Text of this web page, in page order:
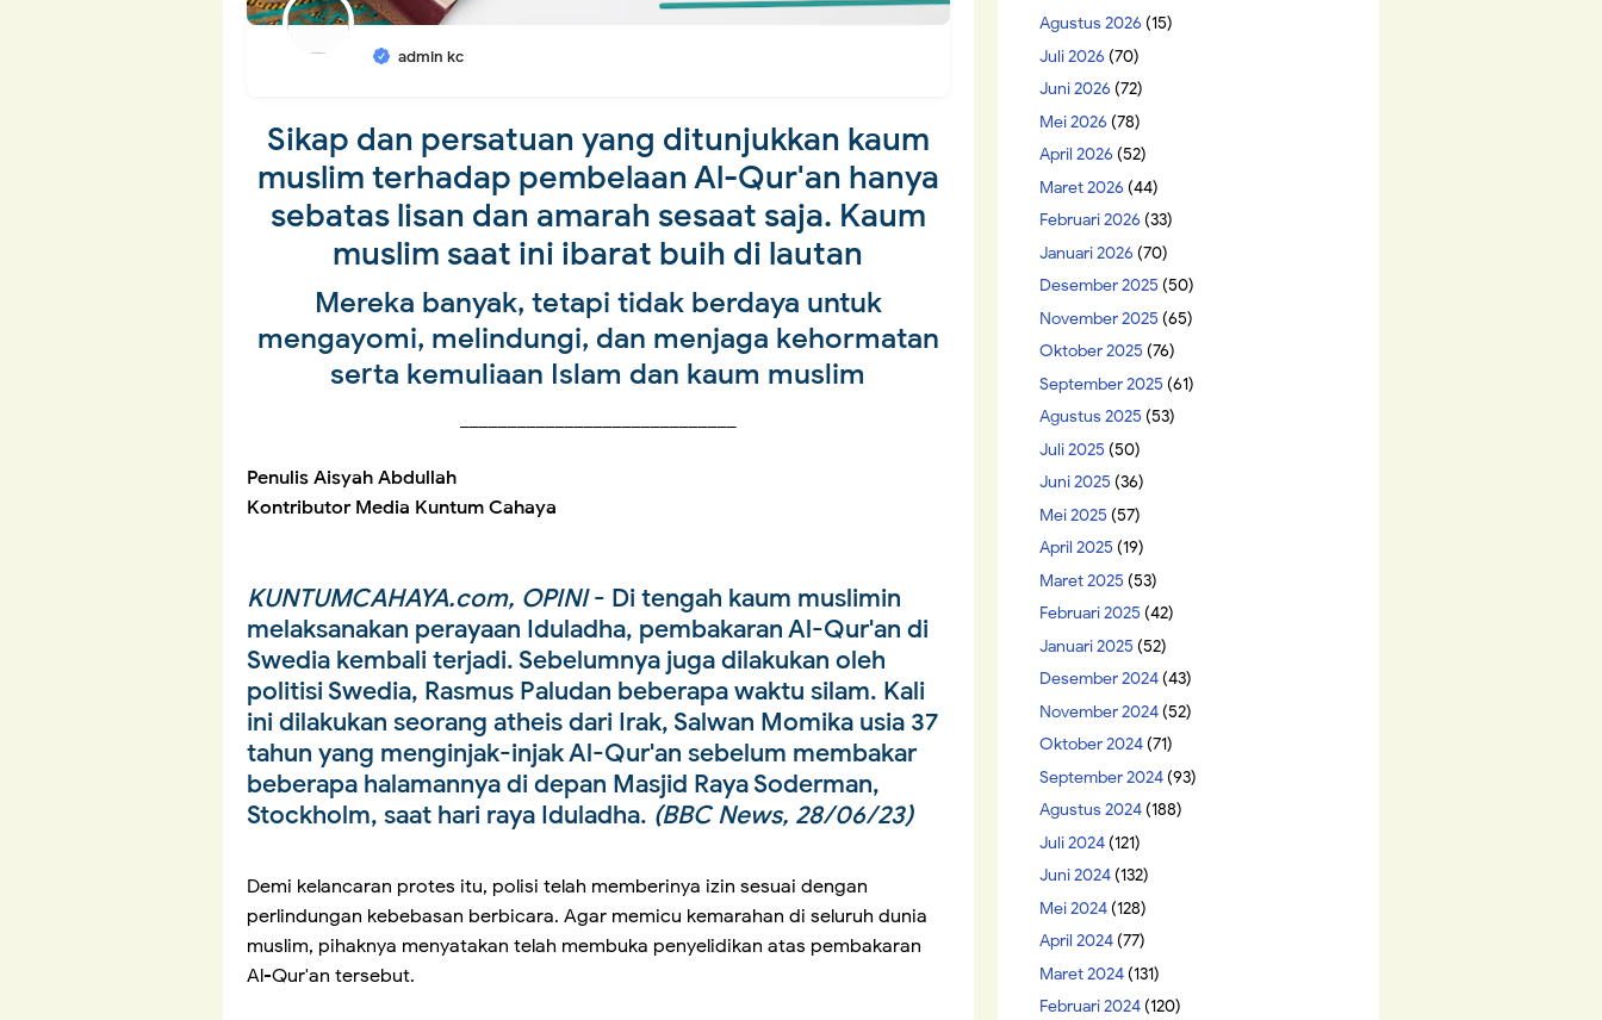
admin kc
Sikap dan persatuan yang ditunjukkan kaum
muslim terhadap pembelaan Al-Qur'an hanya
sebatas lisan dan amarah sesaat saja. Kaum
muslim saat ini ibarat buih di lautan
Mereka banyak, tetapi tidak berdaya untuk
mengayomi, melindungi, dan menjaga kehormatan
serta kemuliaan Islam dan kaum muslim
Penulis Aisyah Abdullah
Kontributor Media Kuntum Cahaya
KUNTUMCAHAYA.com, OPINI- Di tengah kaum muslimin
melaksanakan perayaan Iduladha, pembakaran Al-Qur'an di
Swedia kembali terjadi. Sebelumnya juga dilakukan oleh
politisi Swedia, Rasmus Paludan beberapa waktu silam. Kali
ini dilakukan seorang atheis dari Irak, Salwan Momika usia 37
tahun yang menginjak-injak Al-Qur'an sebelum membakar
beberapa halamannya di depan Masjid Raya Soderman,
Stockholm, saat hari raya Iduladha. (BBC News, 28/06/23)
Demi kelancaran protes itu, polisi telah memberinya izin sesuai dengan
perlindungan kebebasan berbicara. Agar memicu kemarahan di seluruh dunia
muslim, pihaknya menyatakan telah membuka penyelidikan atas pembakaran
Al-Qur'an tersebut.
Agustus 2026 (15)
Juli 2026 (70)
Juni 2026 (72)
Mei 2026 (78)
April 2026 (52)
Maret 2026 (44)
Februari 2026 (33)
Januari 2026 (70)
Desember 2025 (50)
November 2025 (65)
Oktober 2025 (76)
September 2025 (61)
Agustus 2025 (53)
Juli 2025 (50)
Juni 2025 (36)
Mei 2025 (57)
April 2025 (19)
Maret 2025 (53)
Februari 2025 (42)
Januari 2025 (52)
Desember 2024(43)
November 2024(52)
Oktober 2024(71)
September 2024(93)
Agustus 2024(188)
Juli 2024(121)
Juni 2024(132)
Mei 2024(128)
April 2024(77)
Maret 2024(131)
Februari 2024(120)